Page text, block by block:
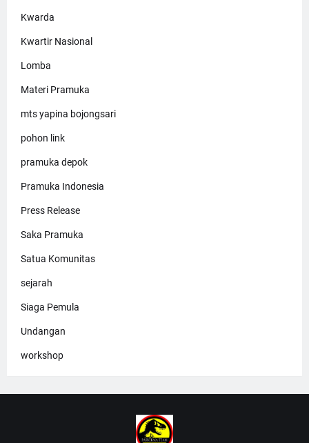
Kwarda
Kwartir Nasional
Lomba
Materi Pramuka
mts yapina bojongsari
pohon link
pramuka depok
Pramuka Indonesia
Press Release
Saka Pramuka
Satua Komunitas
sejarah
Siaga Pemula
Undangan
workshop